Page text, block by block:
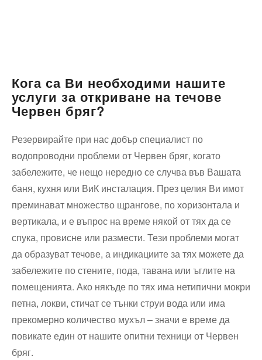
Кога са Ви необходими нашите
услуги за откриване на течове
Червен бряг?
Резервирайте при нас добър специалист по
водопроводни проблеми от Червен бряг, когато
забележите, че нещо нередно се случва във Вашата
баня, кухня или ВиК инсталация. През целия Ви имот
преминават множество щрангове, по хоризонтала и
вертикала, и е въпрос на време някой от тях да се
спука, провисне или размести. Тези проблеми могат
да образуват течове, а индикациите за тях можете да
забележите по стените, пода, тавана или ъглите на
помещенията. Ако някъде по тях има нетипични мокри
петна, локви, стичат се тънки струи вода или има
прекомерно количество мухъл – значи е време да
повикате един от нашите опитни техници от Червен
бряг.